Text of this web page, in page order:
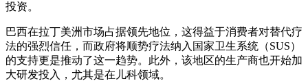
投资。
巴西在拉丁美洲市场占据领先地位，这得益于消费者对替代疗
法的强烈信任，而政府将顺势疗法纳入国家卫生系统（SUS）
的支持更是推动了这一趋势。此外，该地区的生产商也开始加
大研发投入，尤其是在儿科领域。